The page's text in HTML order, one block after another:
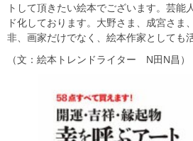
トして頂きたい絵本でございます。芸能
ド化しております。大野さま、成宮さま
非、画家だけでなく、絵本作家としても
（文：絵本トレンドライター N田N昌）